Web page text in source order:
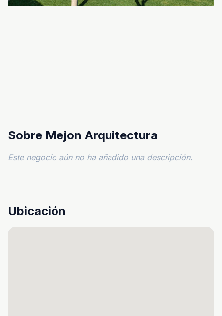
Sobre Mejon Arquitectura
Este negocio aún no ha añadido una descripción.
Ubicación